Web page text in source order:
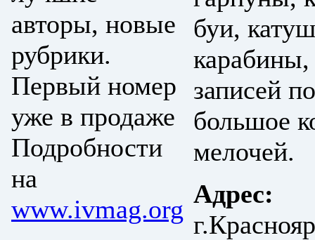
авторы, новые
рубрики.
Первый номер
уже в продаже
Подробности
на
www.ivmag.org
буи,
карабины,
записей
большое
мелочей.
Адрес: